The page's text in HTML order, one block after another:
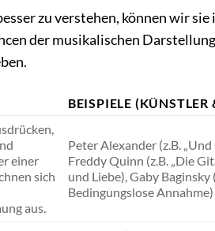
zu verstehen, können wir
der musikalischen
BEISPIELE
einer
sich
aus.
Peter Alexander (z.B. „Und
Freddy Quinn (z.B. „Die
und Liebe), Gaby Baginsky
Bedingungslose Annahme)